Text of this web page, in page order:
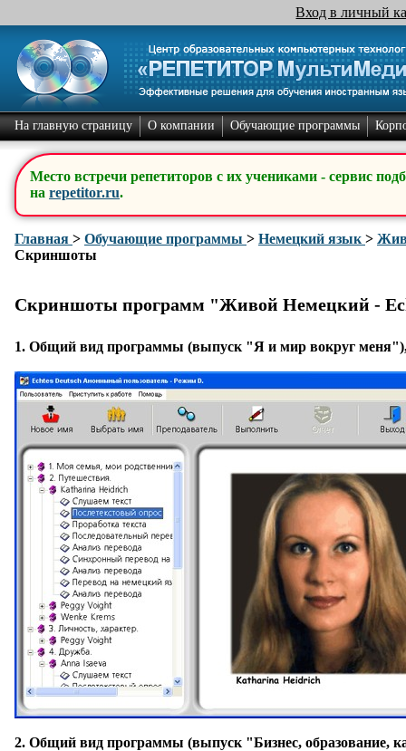
Вход в личный
На главную страницу О компании Обучающие программы
Место встречи репетиторов с их учениками - сервис
на repetitor.ru.
Главная > Обучающие программы > Немецкий язык >
Скриншоты
Скриншоты программ "Живой Немецкий -
1. Общий вид программы (выпуск "Я и мир вокруг меня")
2. Общий вид программы (выпуск "Бизнес, образование,